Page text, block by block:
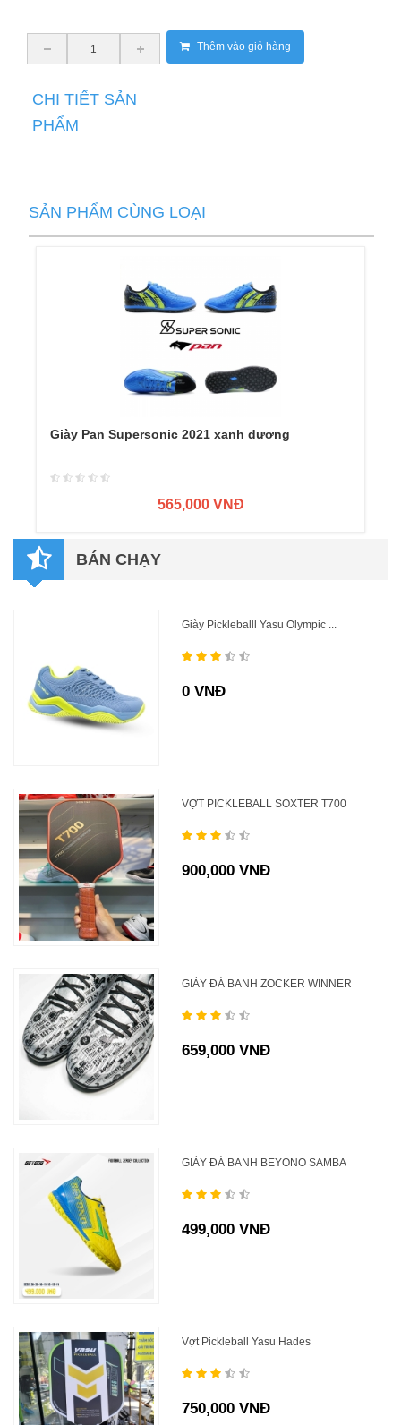
Thêm vào giỏ hàng
CHI TIẾT SẢN
PHẨM
SẢN PHẨM CÙNG LOẠI
Giày Pan Supersonic 2021 xanh dương
565,000 VNĐ
BÁN CHẠY
Giày Pickleballl Yasu Olympic ...
0 VNĐ
VỢT PICKLEBALL SOXTER T700
900,000 VNĐ
GIÀY ĐÁ BANH ZOCKER WINNER
659,000 VNĐ
GIÀY ĐÁ BANH BEYONO SAMBA
499,000 VNĐ
Vợt Pickleball Yasu Hades
750,000 VNĐ